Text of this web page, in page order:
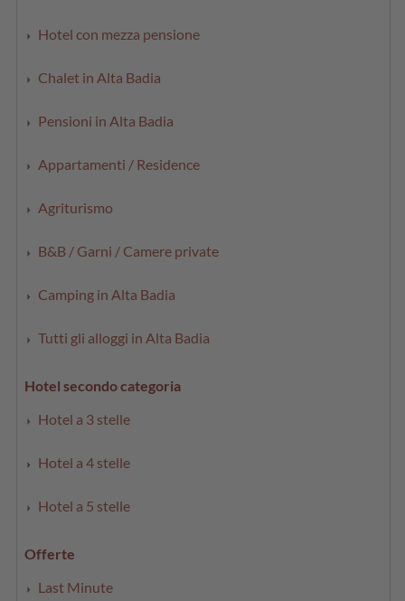
Hotel con mezza pensione
Chalet in Alta Badia
Pensioni in Alta Badia
Appartamenti / Residence
Agriturismo
B&B / Garni / Camere private
Camping in Alta Badia
Tutti gli alloggi in Alta Badia
Hotel secondo categoria
Hotel a 3 stelle
Hotel a 4 stelle
Hotel a 5 stelle
Offerte
Last Minute